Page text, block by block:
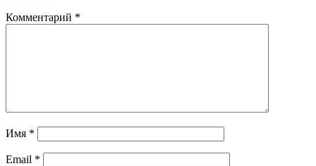
Комментарий *
Имя *
Email *